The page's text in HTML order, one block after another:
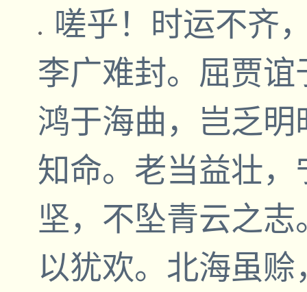
嗟乎！时运不齐
李广难封。屈贾
鸿于海曲，岂乏
知命。老当益壮
坚，不坠青云之
以犹欢。北海虽